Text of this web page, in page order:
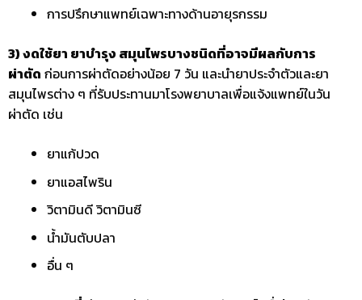
การปรึกษาแพทย์เฉพาะทางด้านอายุรกรรม
3) งดใช้ยา ยาบำรุง สมุนไพรบางชนิดที่อาจมีผลกับการ
ผ่าตัด ก่อนการผ่าตัดอย่างน้อย 7 วัน และนำยาประจำตัวและยา
สมุนไพรต่าง ๆ ที่รับประทานมาโรงพยาบาลเพื่อแจ้งแพทย์ในวัน
ผ่าตัด เช่น
ยาแก้ปวด
ยาแอสไพริน
วิตามินดี วิตามินซี
น้ำมันตับปลา
อื่น ๆ